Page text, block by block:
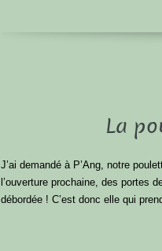
La
J’ai demandé à P’Ang, notre
l’ouverture prochaine, des portes
débordée ! C’est donc elle qui